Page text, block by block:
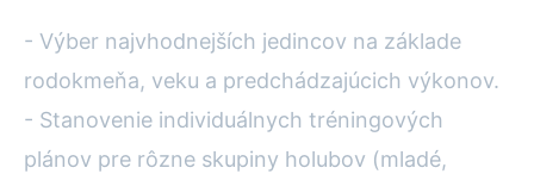
- Výber najvhodnejších jedincov na základe
rodokmeňa, veku a predchádzajúcich výkonov.
- Stanovenie individuálnych tréningových
plánov pre rôzne skupiny holubov (mladé,